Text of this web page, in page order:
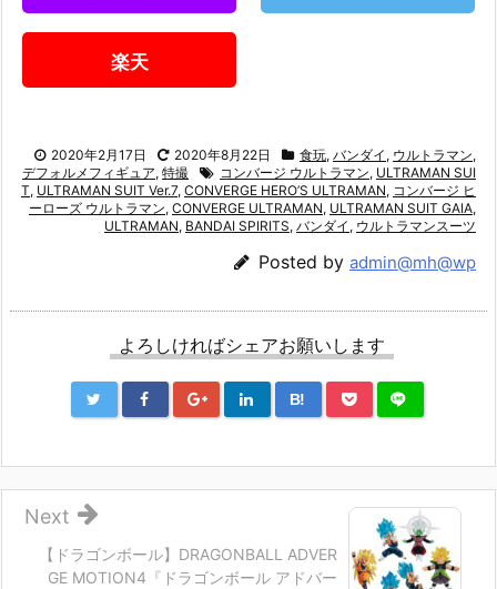
楽天
2020年2月17日 2020年8月22日 食玩, バンダイ , ウルトラマン,
デフォルメフィギュア, 特撮 コンバージ ウルトラマン, ULTRAMAN SUI
T, ULTRAMAN SUIT Ver.7, CONVERGE HERO’S ULTRAMAN, コンバージ ヒ
ーローズ ウルトラマン, CONVERGE ULTRAMAN, ULTRAMAN SUIT GAIA,
ULTRAMAN, BANDAI SPIRITS, バンダイ , ウルトラマンスーツ
Posted by admin@mh@wp
よろしければシェアお願いします
B!
【ドラゴンボール】DRAGONBALL ADVER
GE MOTION4『ドラゴンボール アドバー
Next